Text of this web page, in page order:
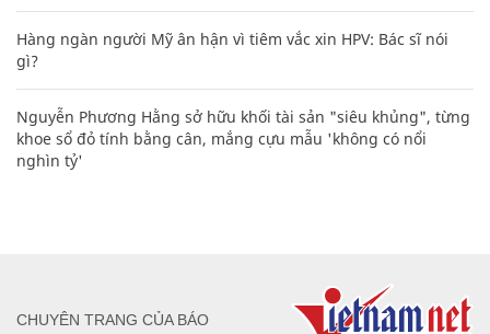
Hàng ngàn người Mỹ ân hận vì tiêm vắc xin HPV: Bác sĩ nói
gì?
Nguyễn Phương Hằng sở hữu khối tài sản "siêu khủng", từng
khoe sổ đỏ tính bằng cân, mắng cựu mẫu 'không có nổi
nghìn tỷ'
CHUYÊN TRANG CỦA BÁO